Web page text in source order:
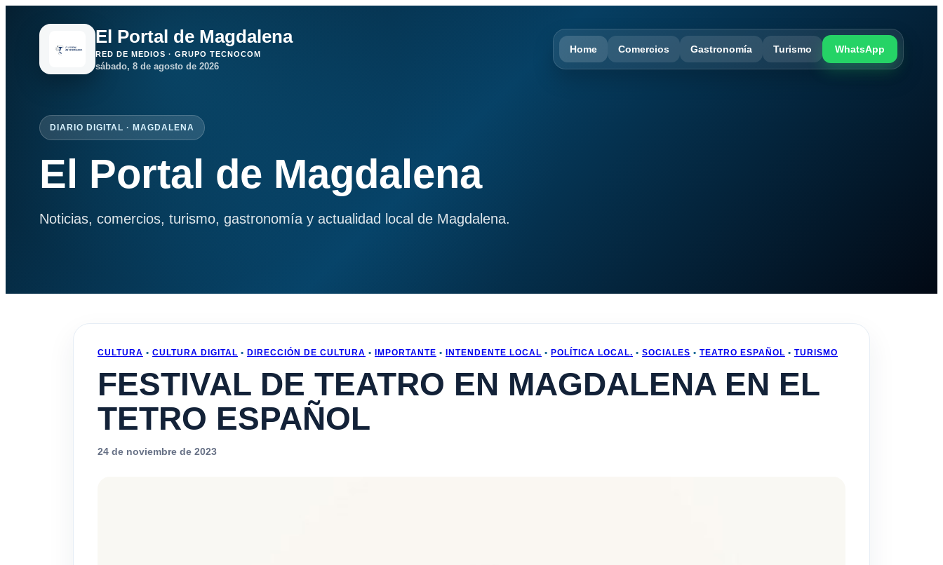
El Portal de Magdalena
RED DE MEDIOS · GRUPO TECNOCOM
sábado, 8 de agosto de 2026
Home Comercios Gastronomía Turismo WhatsApp
DIARIO DIGITAL · MAGDALENA
El Portal de Magdalena
Noticias, comercios, turismo, gastronomía y actualidad local de Magdalena.
CULTURA • CULTURA DIGITAL • DIRECCIÓN DE CULTURA • IMPORTANTE • INTENDENTE LOCAL • POLÍTICA LOCAL. • SOCIALES • TEATRO ESPAÑOL • TURISMO
FESTIVAL DE TEATRO EN MAGDALENA EN EL
TETRO ESPAÑOL
24 de noviembre de 2023